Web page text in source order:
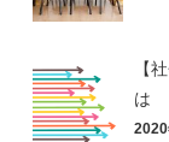
【
は